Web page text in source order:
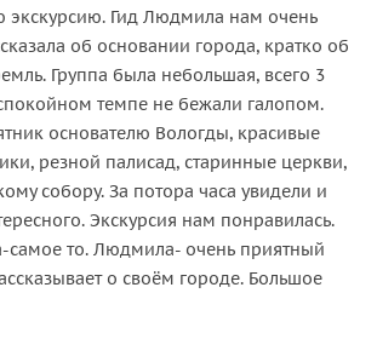
экскурсию. Гид Людмила нам очень
об основании города, кратко об
Группа была небольшая, всего 3
темпе не бежали галопом.
основателю Вологды, красивые
резной палисад, старинные церкви,
собору. За потора часа увидели и
Экскурсия нам понравилась.
самое то. Людмила- очень приятный
о своём городе. Большое